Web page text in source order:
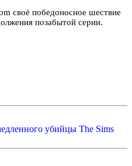
своё победоносное шествие
позабытой серии.
убийцы The Sims